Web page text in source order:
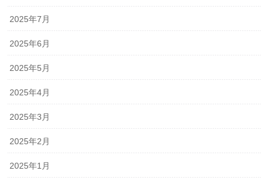
2025年7月
2025年6月
2025年5月
2025年4月
2025年3月
2025年2月
2025年1月